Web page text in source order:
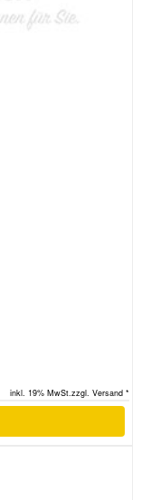
inkl. 19% MwSt.zzgl. Versand *